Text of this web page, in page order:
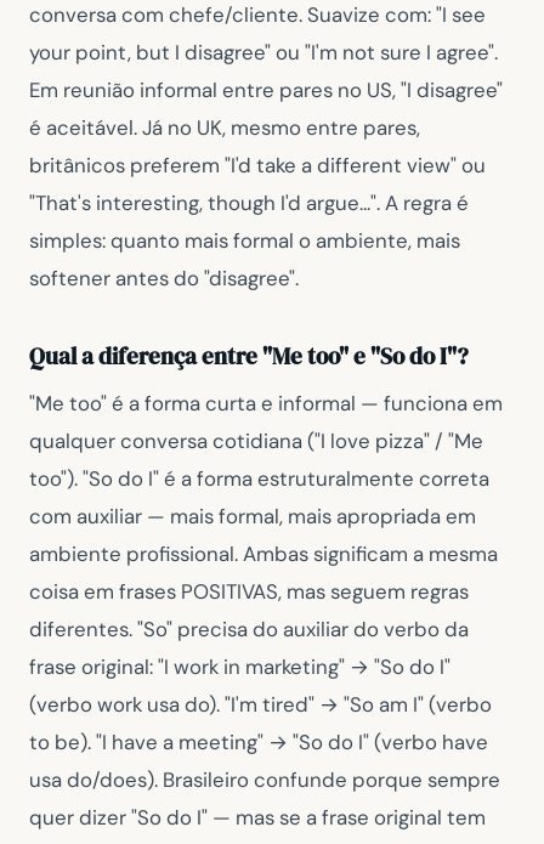
conversa com chefe/cliente. Suavize com:"I see
your point, but I disagree"ou "I'm not sure I agree".
Em reunião informal entre pares no US,"I disagree"
é aceitável. Já no UK, mesmo entre pares,
britânicos preferem "I'd take a different view"ou
"That's interesting, though I'd argue...". A regra é
simples: quanto mais formal o ambiente, mais
softener antes do "disagree".
Qual a diferença entre "Me too" e "So do I"?
"Me too"é a forma curta e informal — funciona em
qualquer conversa cotidiana ("I love pizza" / "Me
too")."So do I"é a forma estruturalmente correta
com auxiliar — mais formal, mais apropriada em
ambiente profissional. Ambas significam a mesma
coisa em frases POSITIVAS, mas seguem regras
diferentes."So" precisa do auxiliar do verbo da
frase original:"I work in marketing" → "So do I"
(verbo work usa do)."I'm tired" → "So am I"(verbo
to be)."I have a meeting" → "So do I"(verbo have
usa do/does). Brasileiro confunde porque sempre
quer dizer"So do I" — mas se a frase original tem